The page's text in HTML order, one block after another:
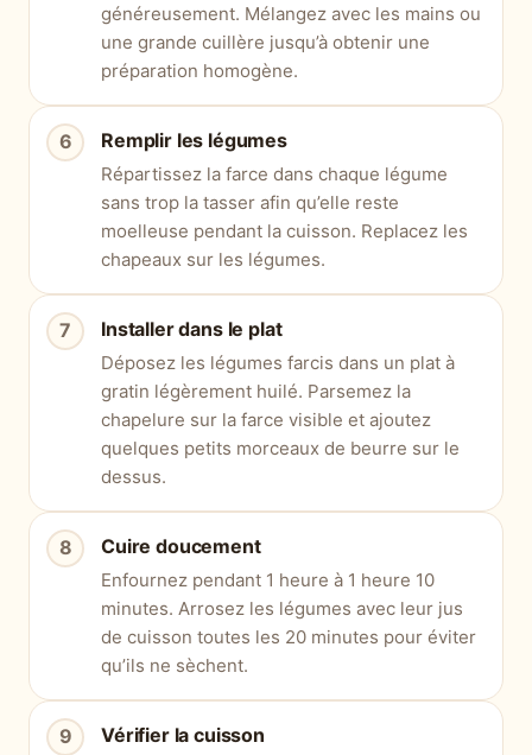
généreusement. Mélangez avec les mains ou
une grande cuillère jusqu’à obtenir une
préparation homogène.
Remplir les légumes
Répartissez la farce dans chaque légume
sans trop la tasser afin qu’elle reste
moelleuse pendant la cuisson. Replacez les
chapeaux sur les légumes.
Installer dans le plat
Déposez les légumes farcis dans un plat à
gratin légèrement huilé. Parsemez la
chapelure sur la farce visible et ajoutez
quelques petits morceaux de beurre sur le
dessus.
Cuire doucement
Enfournez pendant 1 heure à 1 heure 10
minutes. Arrosez les légumes avec leur jus
de cuisson toutes les 20 minutes pour éviter
qu’ils ne sèchent.
Vérifier la cuisson